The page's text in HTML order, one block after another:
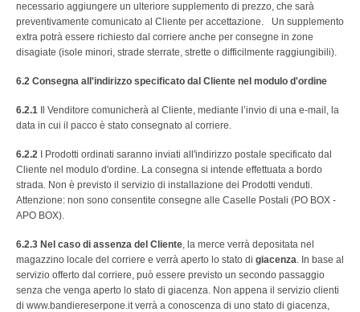
necessario aggiungere un ulteriore supplemento di prezzo, che sarà
preventivamente comunicato al Cliente per accettazione. Un supplemento
extra potrà essere richiesto dal corriere anche per consegne in zone
disagiate (isole minori, strade sterrate, strette o difficilmente raggiungibili).
6.2 Consegna all'indirizzo specificato dal Cliente nel modulo d'ordine
6.2.1 Il Venditore comunicherà al Cliente, mediante l’invio di una e-mail, la
data in cui il pacco è stato consegnato al corriere.
6.2.2 I Prodotti ordinati saranno inviati all'indirizzo postale specificato dal
Cliente nel modulo d'ordine. La consegna si intende effettuata a bordo
strada. Non è previsto il servizio di installazione dei Prodotti venduti.
Attenzione: non sono consentite consegne alle Caselle Postali (PO BOX -
APO BOX).
6.2.3 Nel caso di assenza del Cliente, la merce verrà depositata nel
magazzino locale del corriere e verrà aperto lo stato di giacenza. In base al
servizio offerto dal corriere, può essere previsto un secondo passaggio
senza che venga aperto lo stato di giacenza. Non appena il servizio clienti
di www.bandiereserpone.it verrà a conoscenza di uno stato di giacenza,